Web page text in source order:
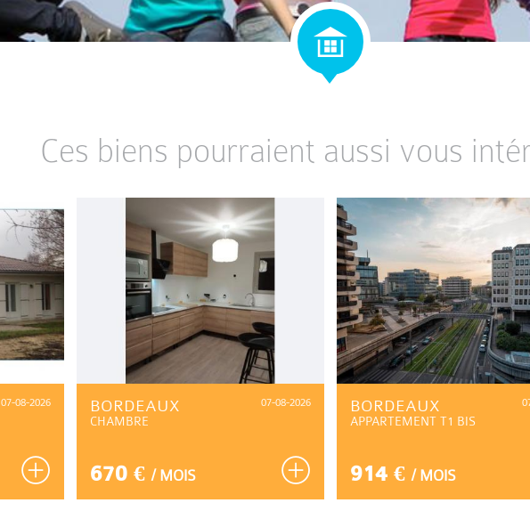
Ces biens pourraient aussi vous
07-08-2026 07-08-2026
BORDEAUX
CHAMBRE
670 €/ MOIS
BORDEAUX
APPARTEMENT T1 BIS
914 €/ MOIS